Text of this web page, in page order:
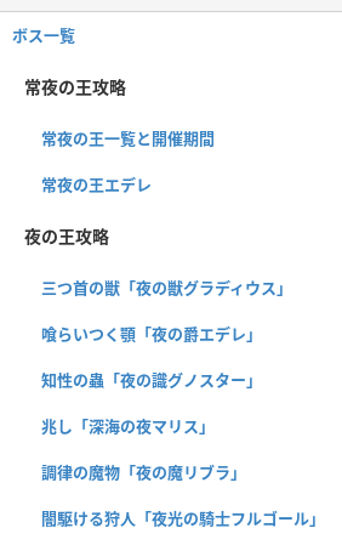
ボス一覧
常夜の王攻略
常夜の王一覧と開催期間
常夜の王エデレ
夜の王攻略
三つ首の獣「夜の獣グラディウス」
喰らいつく顎「夜の爵エデレ」
知性の蟲「夜の識グノスター」
兆し「深海の夜マリス」
調律の魔物「夜の魔リブラ」
闇駆ける狩人「夜光の騎士フルゴール」